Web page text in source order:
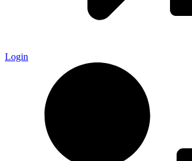
Login